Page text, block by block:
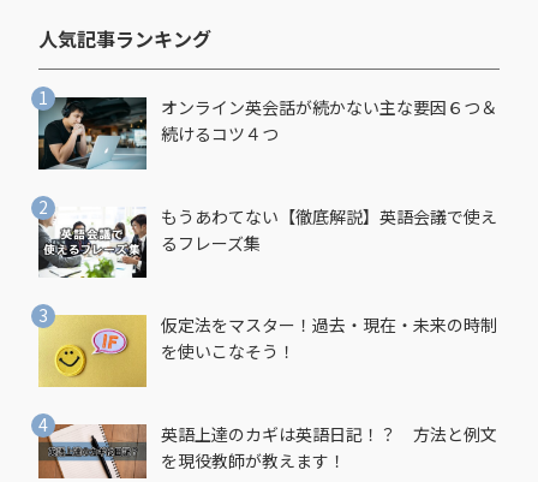
人気記事ランキング​
オンライン英会話が続かない主な要因６つ＆
続けるコツ４つ
もうあわてない【徹底解説】英語会議で使え
るフレーズ集
仮定法をマスター！過去・現在・未来の時制
を使いこなそう！
英語上達のカギは英語日記！？ 方法と例文
を現役教師が教えます！